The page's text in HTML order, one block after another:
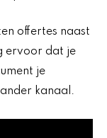
offertes naast
ervoor dat je
je
kanaal.